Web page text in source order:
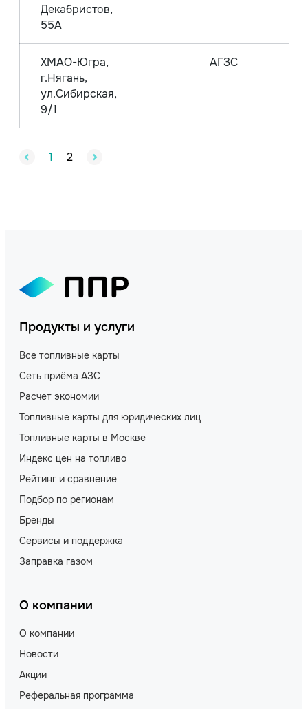
Декабристов,
55А
ХМАО-Югра,
г.Нягань,
ул.Сибирская,
9/1
АГЗС
1 2
Продукты и услуги
Все топливные карты
Сеть приёма АЗС
Расчет экономии
Топливные карты для юридических лиц
Топливные карты в Москве
Индекс цен на топливо
Рейтинг и сравнение
Подбор по регионам
Бренды
Сервисы и поддержка
Заправка газом
О компании
О компании
Новости
Акции
Реферальная программа